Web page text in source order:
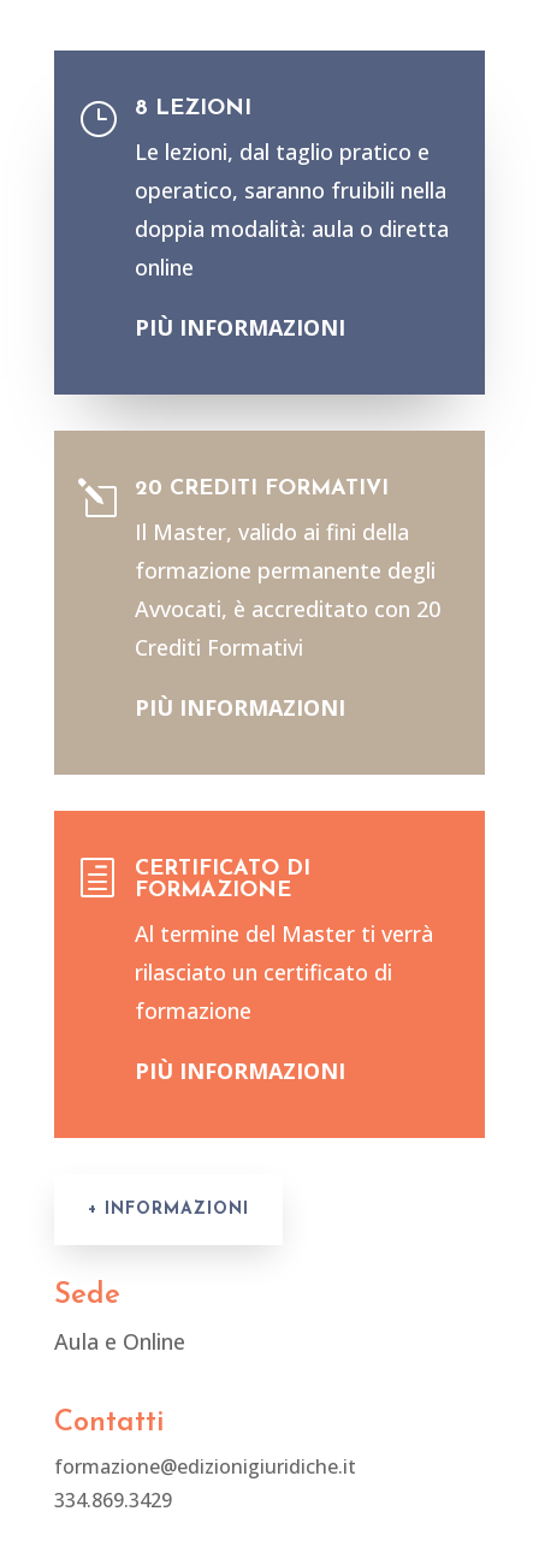
} 8 LEZIONI
Le lezioni, dal taglio pratico e
operatico, saranno fruibili nella
doppia modalità: aula o diretta
online
PIÙ INFORMAZIONI
l 20 CREDITI FORMATIVI
Il Master, valido ai fini della
formazione permanente degli
Avvocati, è accreditato con 20
Crediti Formativi
PIÙ INFORMAZIONI
h
CERTIFICATO DI
FORMAZIONE
Al termine del Master ti verrà
rilasciato un certificato di
formazione
PIÙ INFORMAZIONI
+ INFORMAZIONI
Sede
Aula e Online
Contatti
formazione@edizionigiuridiche.it
334.869.3429